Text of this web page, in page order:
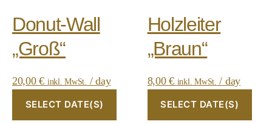
Donut-Wall
„Groß“
20,00€ inkl. MwSt. / day
SELECT DATE(S)
Holzleiter
„Braun“
8,00€ inkl. MwSt. / day
SELECT DATE(S)